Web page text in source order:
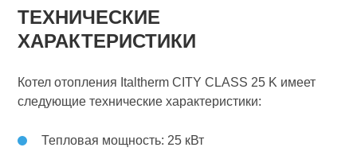
ТЕХНИЧЕСКИЕ
ХАРАКТЕРИСТИКИ
Котел отопления Italtherm CITY CLASS 25 K имеет
следующие технические характеристики:
Тепловая мощность: 25 кВт